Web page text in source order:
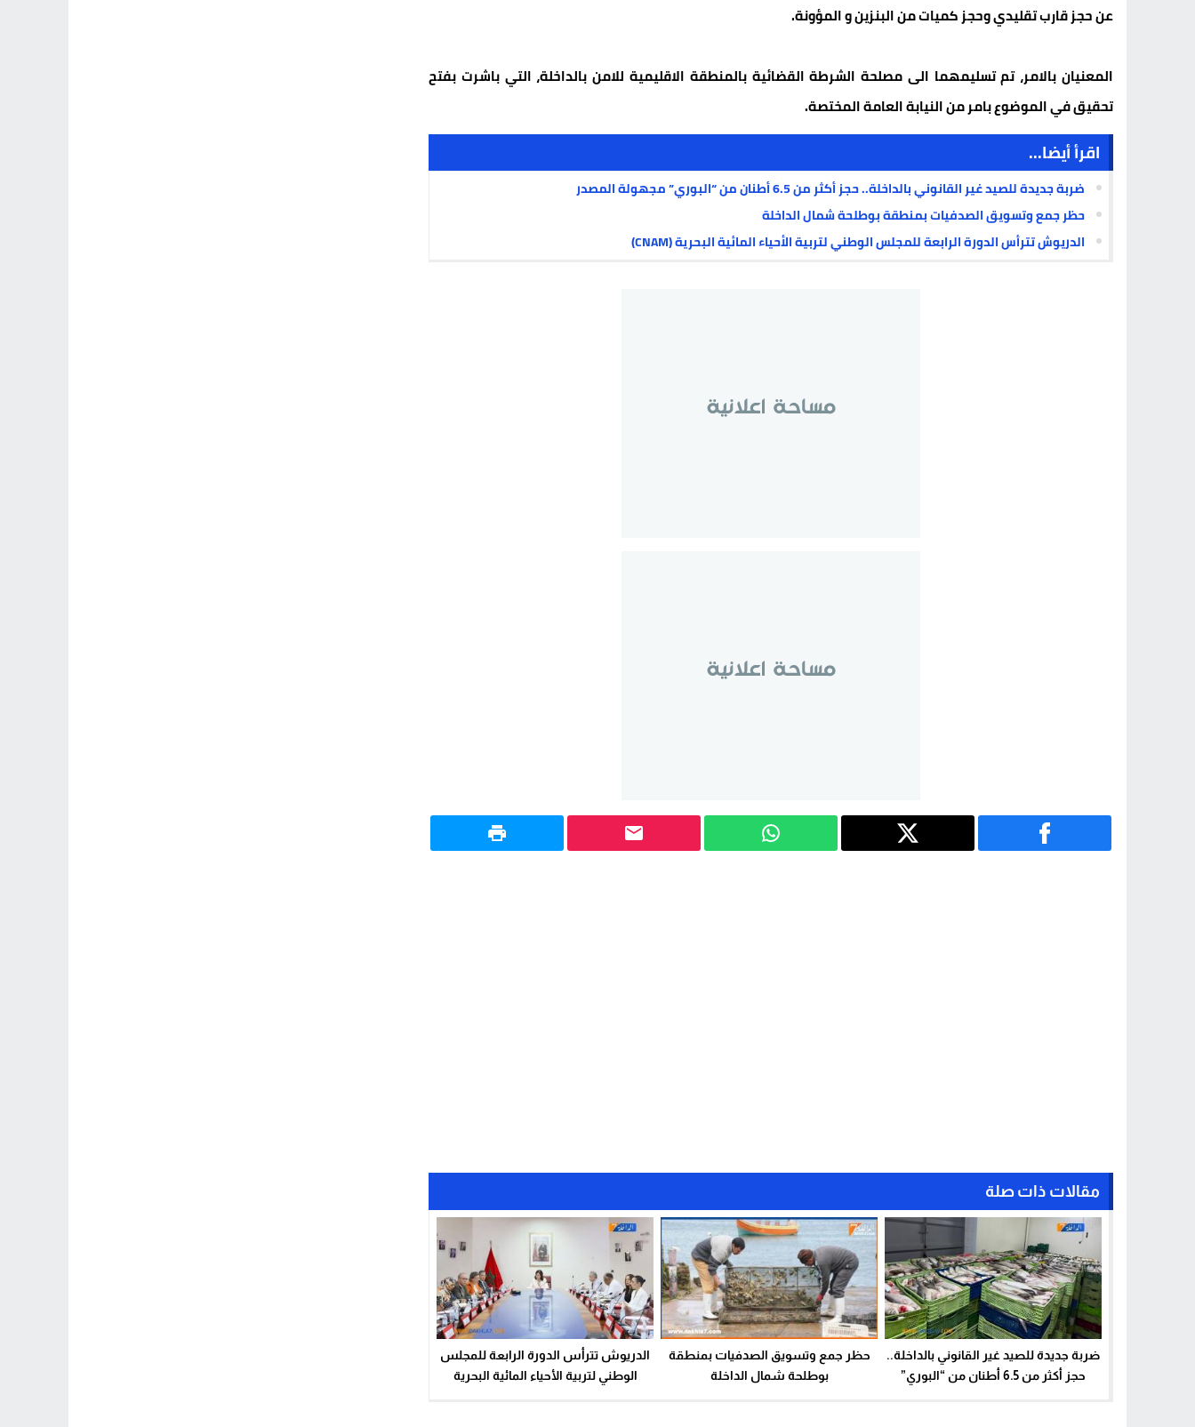
عن حجز قارب تقليدي وحجز كميات من البنزين و المؤونة.
المعنيان بالامر، تم تسليمهما الى مصلحة الشرطة القضائية بالمنطقة الاقليمية للامن بالداخلة، التي باشرت بفتح
تحقيق في الموضوع بامر من النيابة العامة المختصة.
اقرأ أيضا...
ضربة جديدة للصيد غير القانوني بالداخلة.. حجز أكثر من 6.5 أطنان من “البوري” مجهولة المصدر
حظر جمع وتسويق الصدفيات بمنطقة بوطلحة شمال الداخلة
الدريوش تترأس الدورة الرابعة للمجلس الوطني لتربية الأحياء المائية البحرية (CNAM)
مقالات ذات صلة
ضربة جديدة للصيد غير القانوني بالداخلة..
حجز أكثر من 6.5 أطنان من “البوري”
حظر جمع وتسويق الصدفيات بمنطقة
بوطلحة شمال الداخلة
الدريوش تترأس الدورة الرابعة للمجلس
الوطني لتربية الأحياء المائية البحرية